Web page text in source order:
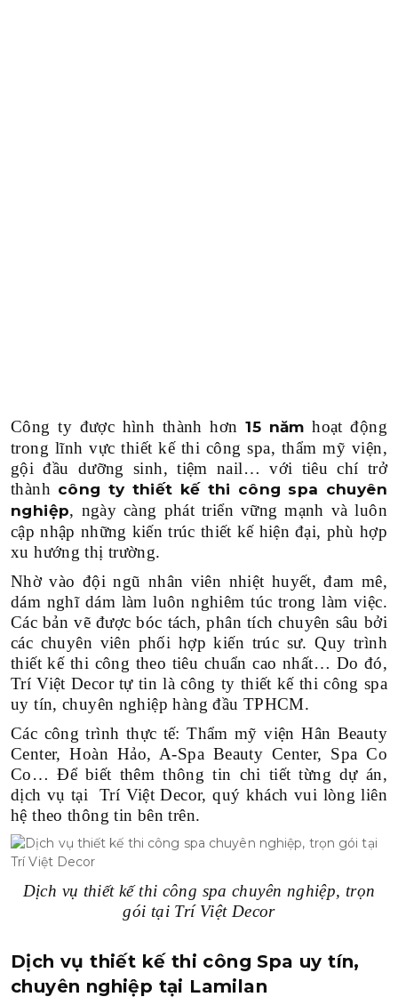
Công ty được hình thành hơn15 năm hoạt động
trong lĩnh vực thiết kế thi công spa, thẩm mỹ viện,
gội đầu dưỡng sinh, tiệm nail… với tiêu chí trở
thành công ty thiết kế thi công spa chuyên
nghiệp, ngày càng phát triển vững mạnh và luôn
cập nhập những kiến trúc thiết kế hiện đại, phù hợp
xu hướng thị trường.
Nhờ vào đội ngũ nhân viên nhiệt huyết, đam mê,
dám nghĩ dám làm luôn nghiêm túc trong làm việc.
Các bản vẽ được bóc tách, phân tích chuyên sâu bởi
các chuyên viên phối hợp kiến trúc sư. Quy trình
thiết kế thi công theo tiêu chuẩn cao nhất… Do đó,
Trí Việt Decor tự tin là công ty thiết kế thi công spa
uy tín, chuyên nghiệp hàng đầu TPHCM.
Các công trình thực tế: Thẩm mỹ viện Hân Beauty
Center, Hoàn Hảo, A-Spa Beauty Center, Spa Co
Co… Để biết thêm thông tin chi tiết từng dự án,
dịch vụ tại Trí Việt Decor, quý khách vui lòng liên
hệ theo thông tin bên trên.
Dịch vụ thiết kế thi công spa chuyên nghiệp, trọn
gói tại Trí Việt Decor
Dịch vụ thiết kế thi công Spa uy tín,
chuyên nghiệp tại Lamilan